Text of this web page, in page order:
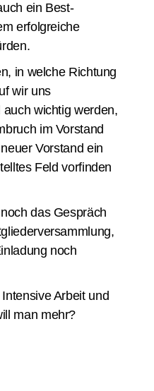
ein Best-
erfolgreiche
in welche Richtung
wir uns
wichtig werden,
im Vorstand
Vorstand ein
Feld vorfinden
das Gespräch
noch
Arbeit und
man mehr?